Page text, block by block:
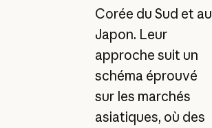
Corée du Sud et au
Japon. Leur
approche suit un
schéma éprouvé
sur les marchés
asiatiques, où des